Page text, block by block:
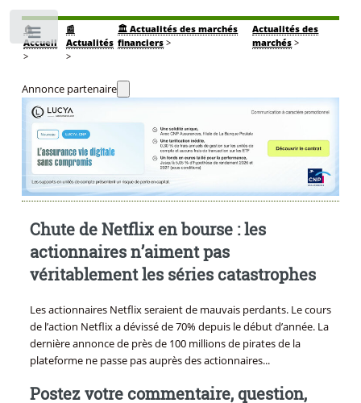
🏠
Accueil
>
📰
Actualités
>
🏛️ Actualités des marchés
financiers >
Actualités des
marchés >
Annonce partenaire
Chute de Netflix en bourse : les
actionnaires n’aiment pas
véritablement les séries catastrophes
Les actionnaires Netflix seraient de mauvais perdants. Le cours
de l’action Netflix a dévissé de 70% depuis le début d’année. La
dernière annonce de près de 100 millions de pirates de la
plateforme ne passe pas auprès des actionnaires...
Postez votre commentaire, question,
Toggle